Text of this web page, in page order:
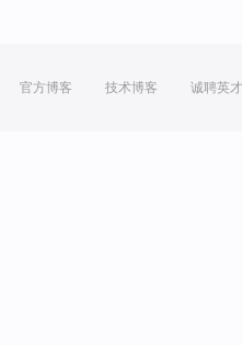
官方博客 技术博客 诚聘英才